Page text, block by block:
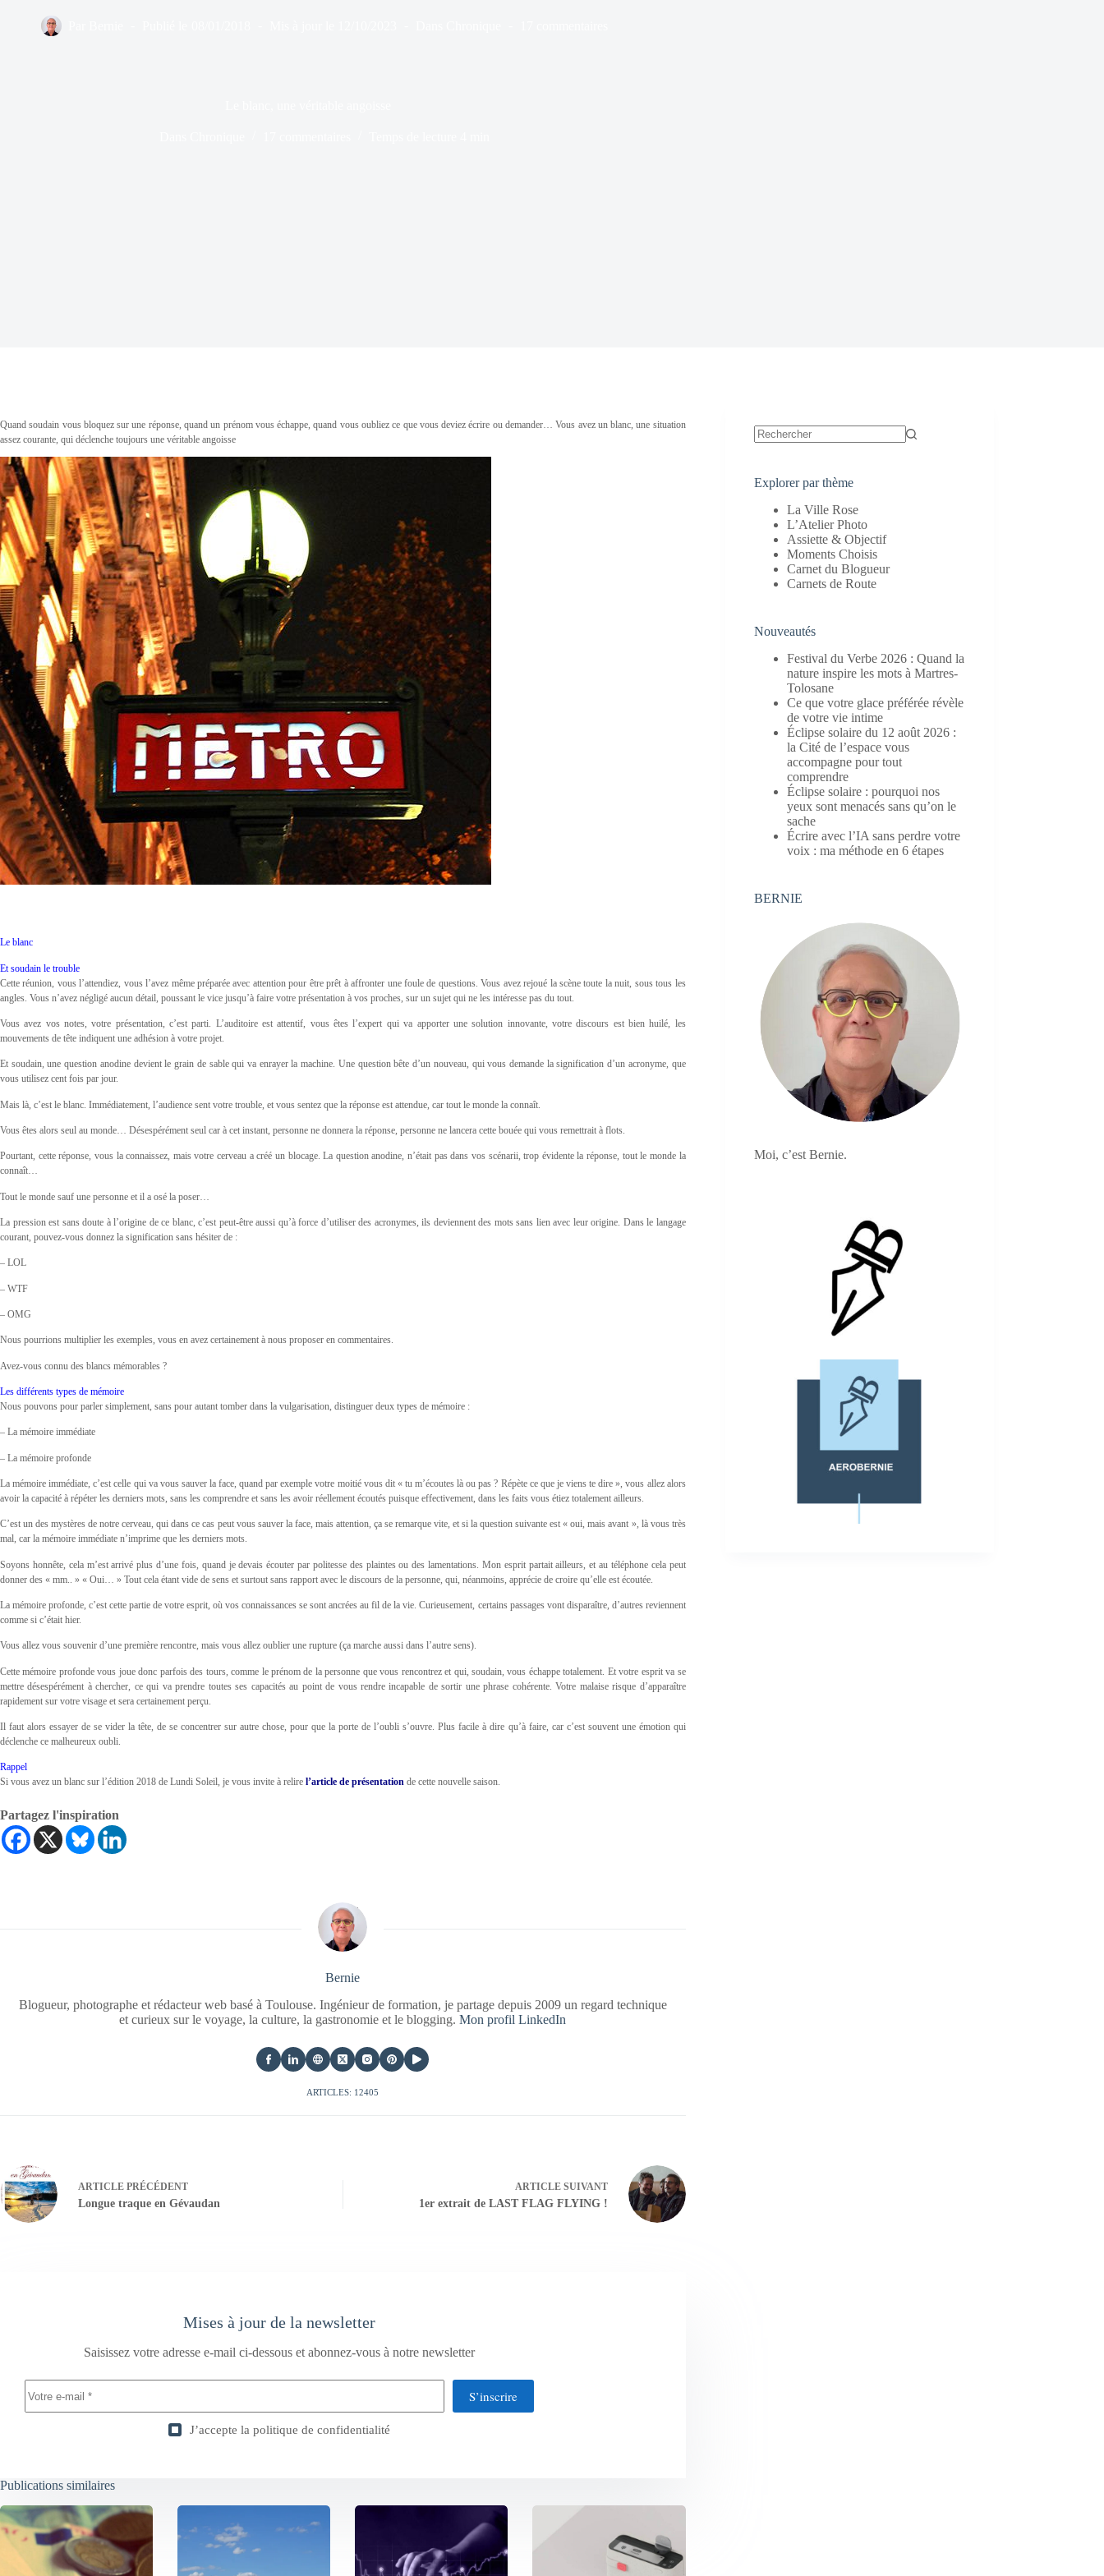
Quand soudain vous bloquez sur une réponse, quand un prénom vous échappe, quand vous oubliez ce que vous deviez écrire ou demander… Vous avez un blanc, une situation
assez courante, qui déclenche toujours une véritable angoisse
Le blanc
Et soudain le trouble
Cette réunion, vous l’attendiez, vous l’avez même préparée avec attention pour être prêt à affronter une foule de questions. Vous avez rejoué la scène toute la nuit, sous tous les
angles. Vous n’avez négligé aucun détail, poussant le vice jusqu’à faire votre présentation à vos proches, sur un sujet qui ne les intéresse pas du tout.
Vous avez vos notes, votre présentation, c’est parti. L’auditoire est attentif, vous êtes l’expert qui va apporter une solution innovante, votre discours est bien huilé, les
mouvements de tête indiquent une adhésion à votre projet.
Et soudain, une question anodine devient le grain de sable qui va enrayer la machine. Une question bête d’un nouveau, qui vous demande la signification d’un acronyme, que
vous utilisez cent fois par jour.
Mais là, c’est le blanc. Immédiatement, l’audience sent votre trouble, et vous sentez que la réponse est attendue, car tout le monde la connaît.
Vous êtes alors seul au monde… Désespérément seul car à cet instant, personne ne donnera la réponse, personne ne lancera cette bouée qui vous remettrait à flots.
Pourtant, cette réponse, vous la connaissez, mais votre cerveau a créé un blocage. La question anodine, n’était pas dans vos scénarii, trop évidente la réponse, tout le monde la
connaît…
Tout le monde sauf une personne et il a osé la poser…
La pression est sans doute à l’origine de ce blanc, c’est peut-être aussi qu’à force d’utiliser des acronymes, ils deviennent des mots sans lien avec leur origine. Dans le langage
courant, pouvez-vous donnez la signification sans hésiter de :
– LOL
– WTF
– OMG
Nous pourrions multiplier les exemples, vous en avez certainement à nous proposer en commentaires.
Avez-vous connu des blancs mémorables ?
Les différents types de mémoire
Nous pouvons pour parler simplement, sans pour autant tomber dans la vulgarisation, distinguer deux types de mémoire :
– La mémoire immédiate
– La mémoire profonde
La mémoire immédiate, c’est celle qui va vous sauver la face, quand par exemple votre moitié vous dit « tu m’écoutes là ou pas ? Répète ce que je viens te dire », vous allez alors
avoir la capacité à répéter les derniers mots, sans les comprendre et sans les avoir réellement écoutés puisque effectivement, dans les faits vous étiez totalement ailleurs.
C’est un des mystères de notre cerveau, qui dans ce cas peut vous sauver la face, mais attention, ça se remarque vite, et si la question suivante est « oui, mais avant », là vous très
mal, car la mémoire immédiate n’imprime que les derniers mots.
Soyons honnête, cela m’est arrivé plus d’une fois, quand je devais écouter par politesse des plaintes ou des lamentations. Mon esprit partait ailleurs, et au téléphone cela peut
donner des « mm.. » « Oui… » Tout cela étant vide de sens et surtout sans rapport avec le discours de la personne, qui, néanmoins, apprécie de croire qu’elle est écoutée.
La mémoire profonde, c’est cette partie de votre esprit, où vos connaissances se sont ancrées au fil de la vie. Curieusement, certains passages vont disparaître, d’autres reviennent
comme si c’était hier.
Vous allez vous souvenir d’une première rencontre, mais vous allez oublier une rupture (ça marche aussi dans l’autre sens).
Cette mémoire profonde vous joue donc parfois des tours, comme le prénom de la personne que vous rencontrez et qui, soudain, vous échappe totalement. Et votre esprit va se
mettre désespérément à chercher, ce qui va prendre toutes ses capacités au point de vous rendre incapable de sortir une phrase cohérente. Votre malaise risque d’apparaître
rapidement sur votre visage et sera certainement perçu.
Il faut alors essayer de se vider la tête, de se concentrer sur autre chose, pour que la porte de l’oubli s’ouvre. Plus facile à dire qu’à faire, car c’est souvent une émotion qui
déclenche ce malheureux oubli.
Rappel
Si vous avez un blanc sur l’édition 2018 de Lundi Soleil, je vous invite à relire l’article de présentation de cette nouvelle saison.
Partagez l'inspiration
Bernie
Blogueur, photographe et rédacteur web basé à Toulouse. Ingénieur de formation, je partage depuis 2009 un regard technique
et curieux sur le voyage, la culture, la gastronomie et le blogging.Mon profil LinkedIn
ARTICLES: 12405
ARTICLE PRÉCÉDENT
Longue traque en Gévaudan
ARTICLESUIVANT
1er extrait de LAST FLAG FLYING !
Mises à jour de la newsletter
Saisissez votre adresse e-mail ci-dessous et abonnez-vous à notre newsletter
S’inscrire
J’accepte la politique de confidentialité
Publications similaires
Explorer par thème
La Ville Rose
L’Atelier Photo
Assiette & Objectif
Moments Choisis
Carnet du Blogueur
Carnets de Route
Nouveautés
Festival du Verbe 2026 : Quand la
nature inspire les mots à Martres-
Tolosane
Ce que votre glace préférée révèle
de votre vie intime
Éclipse solaire du 12 août 2026 :
la Cité de l’espace vous
accompagne pour tout
comprendre
Éclipse solaire : pourquoi nos
yeux sont menacés sans qu’on le
sache
Écrire avec l’IA sans perdre votre
voix : ma méthode en 6 étapes
BERNIE
Moi, c’est Bernie.